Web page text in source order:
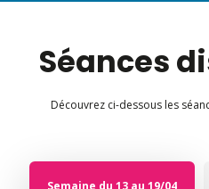
Séances
Découvrez ci-dessous les
Semaine du 13 au 19/04